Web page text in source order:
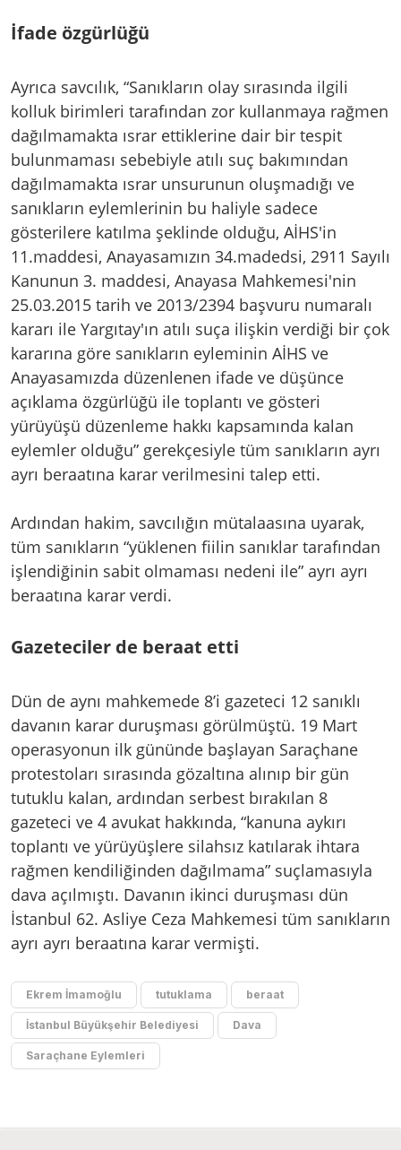
İfade özgürlüğü
Ayrıca savcılık, “Sanıkların olay sırasında ilgili
kolluk birimleri tarafından zor kullanmaya rağmen
dağılmamakta ısrar ettiklerine dair bir tespit
bulunmaması sebebiyle atılı suç bakımından
dağılmamakta ısrar unsurunun oluşmadığı ve
sanıkların eylemlerinin bu haliyle sadece
gösterilere katılma şeklinde olduğu, AİHS'in
11.maddesi, Anayasamızın 34.madedsi, 2911 Sayılı
Kanunun 3. maddesi, Anayasa Mahkemesi'nin
25.03.2015 tarih ve 2013/2394 başvuru numaralı
kararı ile Yargıtay'ın atılı suça ilişkin verdiği bir çok
kararına göre sanıkların eyleminin AİHS ve
Anayasamızda düzenlenen ifade ve düşünce
açıklama özgürlüğü ile toplantı ve gösteri
yürüyüşü düzenleme hakkı kapsamında kalan
eylemler olduğu” gerekçesiyle tüm sanıkların ayrı
ayrı beraatına karar verilmesini talep etti.
Ardından hakim, savcılığın mütalaasına uyarak,
tüm sanıkların “yüklenen fiilin sanıklar tarafından
işlendiğinin sabit olmaması nedeni ile” ayrı ayrı
beraatına karar verdi.
Gazeteciler de beraat etti
Dün de aynı mahkemede 8’i gazeteci 12 sanıklı
davanın karar duruşması görülmüştü. 19 Mart
operasyonun ilk gününde başlayan Saraçhane
protestoları sırasında gözaltına alınıp bir gün
tutuklu kalan, ardından serbest bırakılan 8
gazeteci ve 4 avukat hakkında, “kanuna aykırı
toplantı ve yürüyüşlere silahsız katılarak ihtara
rağmen kendiliğinden dağılmama” suçlamasıyla
dava açılmıştı. Davanın ikinci duruşması dün
İstanbul 62. Asliye Ceza Mahkemesi tüm sanıkların
ayrı ayrı beraatına karar vermişti.
Ekrem İmamoğlu tutuklama beraat
İstanbul Büyükşehir Belediyesi Dava
Saraçhane Eylemleri